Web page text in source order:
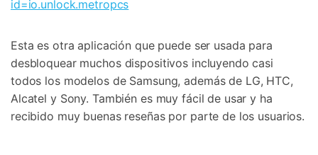
id=io.unlock.metropcs
Esta es otra aplicación que puede ser usada para
desbloquear muchos dispositivos incluyendo casi
todos los modelos de Samsung, además de LG, HTC,
Alcatel y Sony. También es muy fácil de usar y ha
recibido muy buenas reseñas por parte de los usuarios.